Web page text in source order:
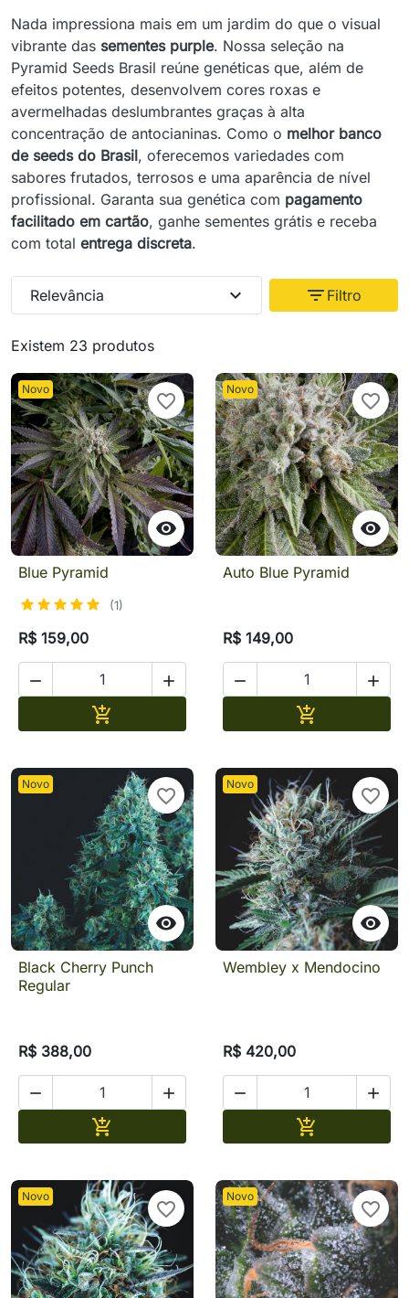
Nada impressiona mais em um jardim do que o visual
vibrante das sementes purple. Nossa seleção na
Pyramid Seeds Brasil reúne genéticas que, além de
efeitos potentes, desenvolvem cores roxas e
avermelhadas deslumbrantes graças à alta
concentração de antocianinas. Como o melhor banco
de seeds do Brasil, oferecemos variedades com
sabores frutados, terrosos e uma aparência de nível
profissional. Garanta sua genética com pagamento
facilitado em cartão, ganhe sementes grátis e receba
com total entrega discreta.
Existem 23 produtos
Relevância expand_more filter_list Filtro
Novo

favorite_border
Blue Pyramid
(1)
R$ 159,00
 

Novo

favorite_border
Auto Blue Pyramid
R$ 149,00
 

Novo

favorite_border
Black Cherry Punch
Regular
R$ 388,00
 

Novo

favorite_border
Wembley x Mendocino
R$ 420,00
 

Novo
favorite_border
Novo
favorite_border